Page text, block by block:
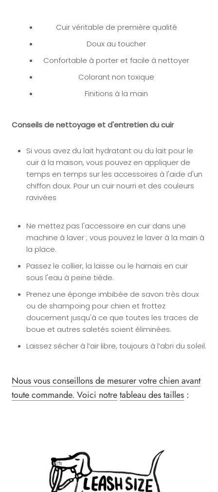
Cuir véritable de première qualité
Doux au toucher
Confortable à porter et facile à nettoyer
Colorant non toxique
Finitions à la main
Conseils de nettoyage et d'entretien du cuir
Si vous avez du lait hydratant ou du lait pour le
cuir à la maison, vous pouvez en appliquer de
temps en temps sur les accessoires à l'aide d'un
chiffon doux. Pour un cuir nourri et des couleurs
ravivées
Ne mettez pas l'accessoire en cuir dans une
machine à laver ; vous pouvez le laver à la main à
la place.
Passez le collier, la laisse ou le harnais en cuir
sous l'eau à peine tiède.
Prenez une éponge imbibée de savon très doux
ou de shampoing pour chien et frottez
doucement jusqu'à ce que toutes les traces de
boue et autres saletés soient éliminées.
Laissez sécher à l’air libre, toujours à l’abri du soleil.
Nous vous conseillons de mesurer votre chien avant
toute commande. Voici notretableau des tailles :